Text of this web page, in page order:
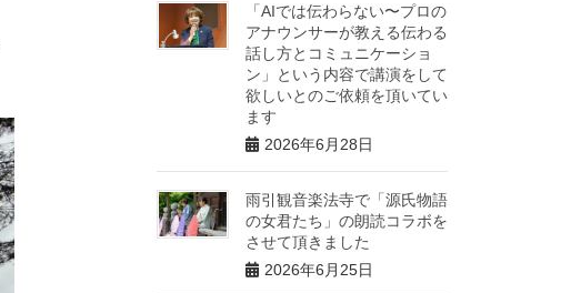
「AIでは伝わらない〜プロの
アナウンサーが教える伝わる
話し方とコミュニケーショ
ン」という内容で講演をして
欲しいとのご依頼を頂いてい
ます
2026年6月28日
雨引観音楽法寺で「源氏物語
の女君たち」の朗読コラボを
させて頂きました
2026年6月25日